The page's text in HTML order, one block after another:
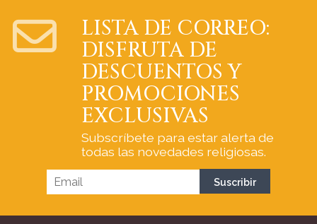
LISTA DE CORREO:
DISFRUTA DE
DESCUENTOS Y
PROMOCIONES
EXCLUSIVAS
Subscríbete para estar alerta de
todas las novedades religiosas.